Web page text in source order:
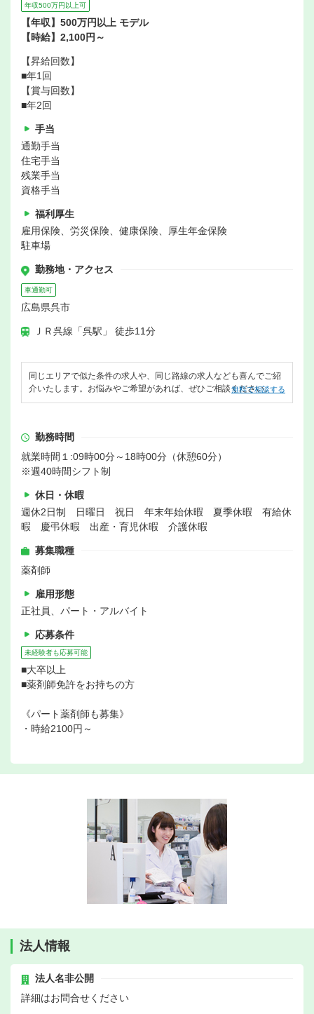
年収500万円以上可
【年収】500万円以上 モデル
【時給】2,100円～
【昇給回数】
■年1回
【賞与回数】
■年2回
手当
通勤手当
住宅手当
残業手当
資格手当
福利厚生
雇用保険、労災保険、健康保険、厚生年金保険
駐車場
勤務地・アクセス
車通勤可
広島県呉市
ＪＲ呉線「呉駅」 徒歩11分
同じエリアで似た条件の求人や、同じ路線の求人なども喜んでご紹
介いたします。お悩みやご希望があれば、ぜひご相談ください。
無料で相談する
勤務時間
就業時間１:09時00分～18時00分（休憩60分）
※週40時間シフト制
休日・休暇
週休2日制 日曜日 祝日 年末年始休暇 夏季休暇 有給休
暇 慶弔休暇 出産・育児休暇 介護休暇
募集職種
薬剤師
雇用形態
正社員、パート・アルバイト
応募条件
未経験者も応募可能
■大卒以上
■薬剤師免許をお持ちの方
《パート薬剤師も募集》
・時給2100円～
法人情報
法人名非公開
詳細はお問合せください